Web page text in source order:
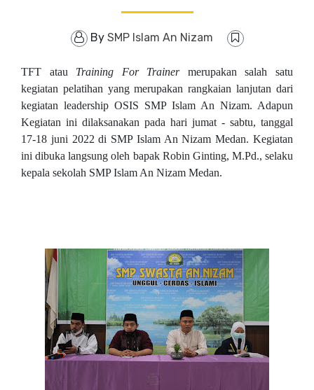
By SMP Islam An Nizam
TFT atau Training For Trainermerupakan salah satu
kegiatan pelatihan yang merupakan rangkaian lanjutan dari
kegiatan leadership OSIS SMP Islam An Nizam. Adapun
Kegiatan ini dilaksanakan pada hari jumat - sabtu, tanggal
17-18 juni 2022 di SMP Islam An Nizam Medan. Kegiatan
ini dibuka langsung oleh bapak Robin Ginting, M.Pd., selaku
kepala sekolah SMP Islam An Nizam Medan.